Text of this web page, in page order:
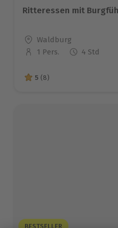
Ritteressen mit
Standort
Waldburg
Anzahl der Teilnehmer
1 Pers. 4 Std
5 von 5 Sternen
5 (8)
BESTSELLER